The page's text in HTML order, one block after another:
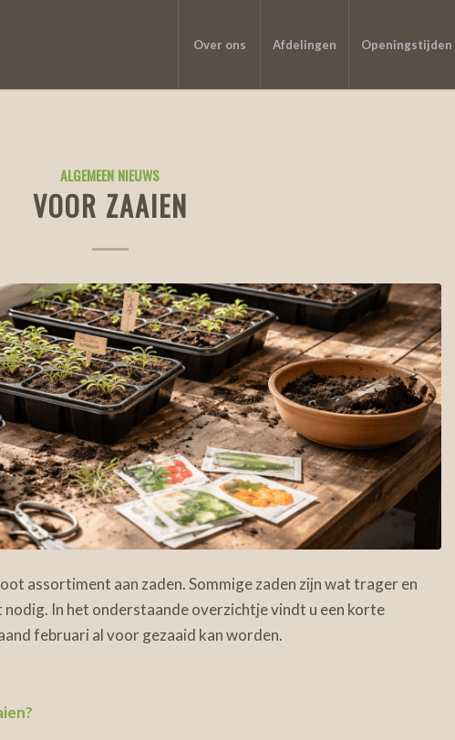
Over ons Afdelingen Openingstijden
ALGEMEEN NIEUWS
VOOR ZAAIEN
assortiment aan zaden. Sommige zaden zijn wat trager en
In het onderstaande overzichtje vindt u een korte
februari al voor gezaaid kan worden.